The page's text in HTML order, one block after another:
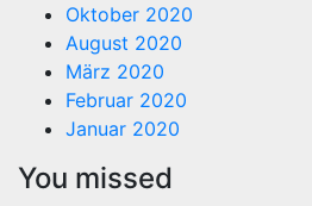
Oktober 2020
August 2020
März 2020
Februar 2020
Januar 2020
You missed